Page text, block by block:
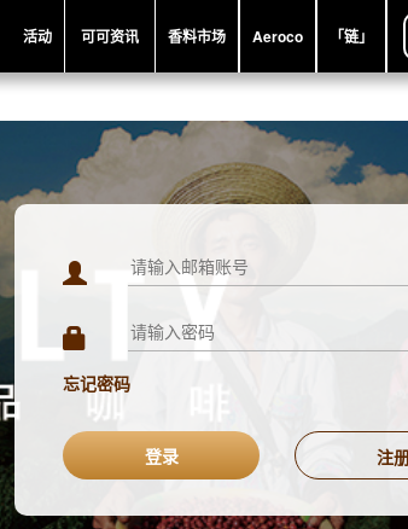
活动 可可资讯 香料市场 Aeroco 「链」
忘记密码
登录 注